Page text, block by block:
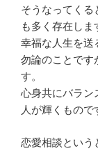
そうなってくる
も多く存在しま
幸福な人生を送
勿論のことです
す。
心身共にバラン
人が輝くもので
恋愛相談という